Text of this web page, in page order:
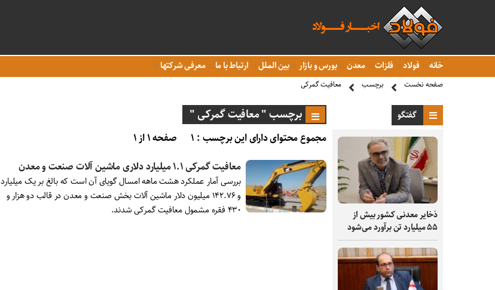
خانه فولاد فلزات معدن بورس و بازار بین الملل ارتباط با ما معرفی شرکتها
صفحه نخست برچسب معافیت گمرکی
گفتگو
ذخایر معدنی کشور بیش از
۵۵ میلیارد تن برآورد می‌شود
برچسب " معافیت گمرکی "
مجموع محتوای دارای این برچسب : ۱
صفحه ۱ از ۱
معافیت گمرکی ۱.۱ میلیارد دلاری ماشین آلات صنعت و معدن
بررسی آمار عملکرد هشت ماهه امسال گویای آن است که بالغ بر یک میلیارد
و ۱۴۲.۷۶ میلیون دلار ماشین آلات بخش صنعت و معدن در قالب دو هزار و
۴۳۰ فقره مشمول معافیت گمرکی شدند.